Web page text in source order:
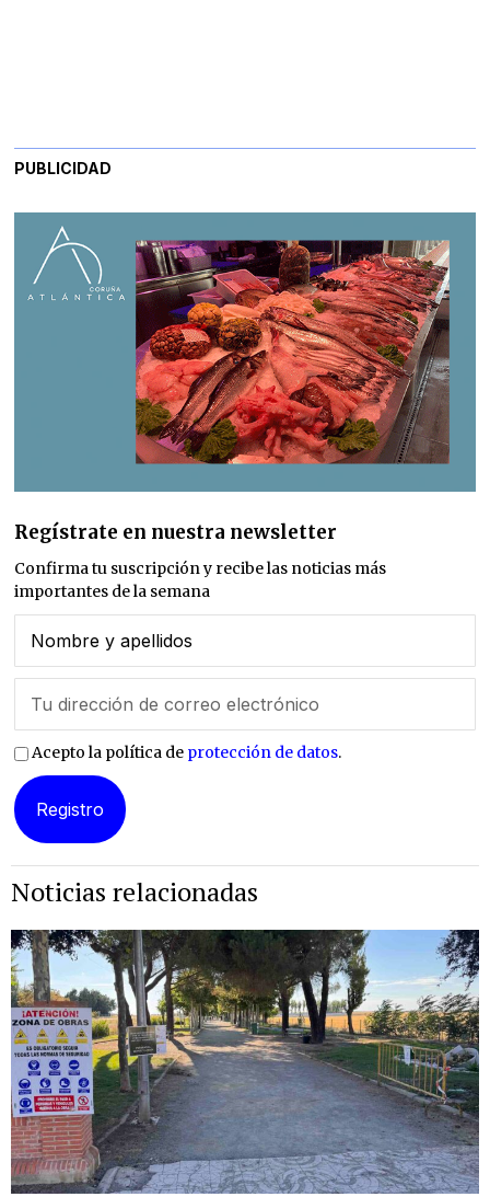
PUBLICIDAD
Regístrate en nuestra newsletter
Confirma tu suscripción y recibe las noticias más
importantes de la semana
Acepto la política de protección de datos.
Noticias relacionadas